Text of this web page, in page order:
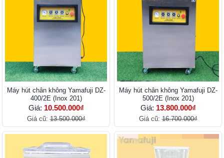
Máy hút chân không Yamafuji DZ-
400/2E (Inox 201)
Giá: 10.500.000₫
Giá cũ:13.500.000₫
Máy hút chân không Yamafuji DZ-
500/2E (Inox 201)
Giá: 13.800.000₫
Giá cũ:16.700.000₫